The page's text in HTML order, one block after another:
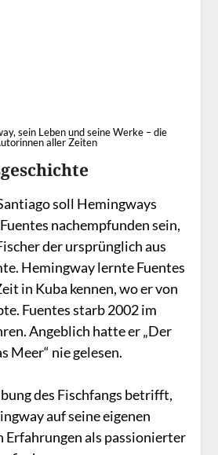
sein Leben und seine Werke – die
aller Zeiten
soll Hemingways
nachempfunden sein,
der ursprünglich aus
Hemingway lernte Fuentes
in Kuba kennen, wo er von
Fuentes starb 2002 im
Angeblich hatte er „Der
Meer“ nie gelesen.
des Fischfangs betrifft,
auf seine eigenen
Erfahrungen als passionierter